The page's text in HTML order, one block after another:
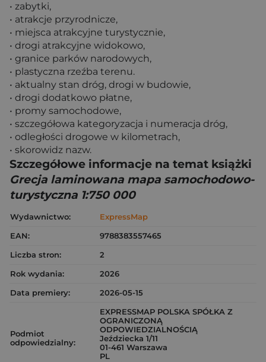
• zabytki,
• atrakcje przyrodnicze,
• miejsca atrakcyjne turystycznie,
• drogi atrakcyjne widokowo,
• granice parków narodowych,
• plastyczna rzeźba terenu.
• aktualny stan dróg, drogi w budowie,
• drogi dodatkowo płatne,
• promy samochodowe,
• szczegółowa kategoryzacja i numeracja dróg,
• odległości drogowe w kilometrach,
• skorowidz nazw.
Szczegółowe informacje na temat książki
Grecja laminowana mapa samochodowo-
turystyczna 1:750 000
Wydawnictwo:
ExpressMap
EAN:
9788383557465
Liczba stron:
2
Rok wydania:
2026
Data premiery:
2026-05-15
Podmiot
odpowiedzialny:
EXPRESSMAP POLSKA SPÓŁKA Z
OGRANICZONĄ
ODPOWIEDZIALNOŚCIĄ
Jeździecka 1/11
01-461 Warszawa
PL